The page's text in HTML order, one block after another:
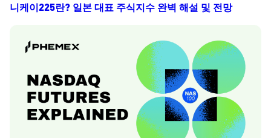
니케이225란? 일본 대표 주식지수 완벽 해설 및 전망